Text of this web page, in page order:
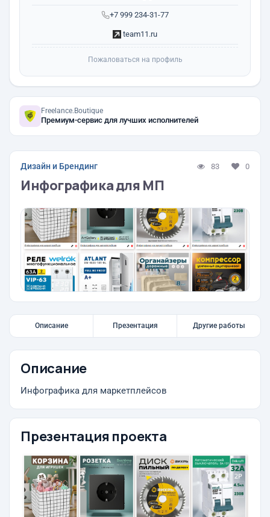
+7 999 234-31-77
team11.ru
Пожаловаться на профиль
Freelance.Boutique
Премиум-сервис для лучших исполнителей
Дизайн и Брендинг 83 0
Инфографика для МП
Описание Презентация Другие работы
Описание
Инфографика для маркетплейсов
Презентация проекта